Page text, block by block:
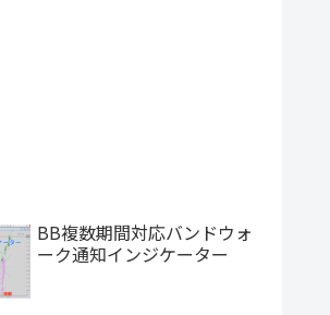
BB複数期間対応バンドウォ
ーク通知インジケーター